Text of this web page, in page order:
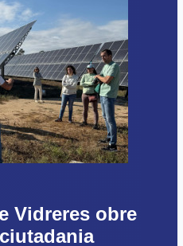
Vidreres obre